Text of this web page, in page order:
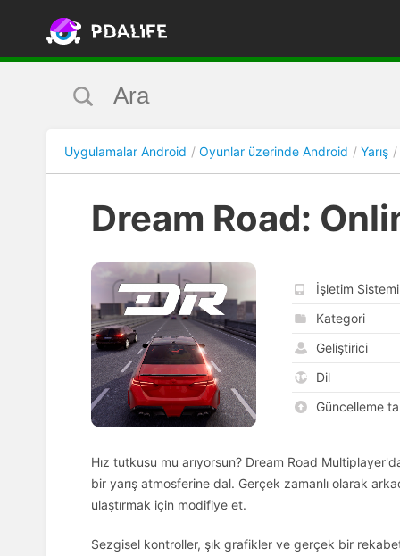
Uygulamalar Android Oyunlar üzerinde Android Yarış
Dream Road:
İşletim Sistemi
Kategori
Geliştirici
Dil
Güncelleme
Hız tutkusu mu arıyorsun? Dream Road
bir yarış atmosferine dal. Gerçek zamanlı olarak
ulaştırmak için modifiye et.
Sezgisel kontroller, şık grafikler ve gerçek bir